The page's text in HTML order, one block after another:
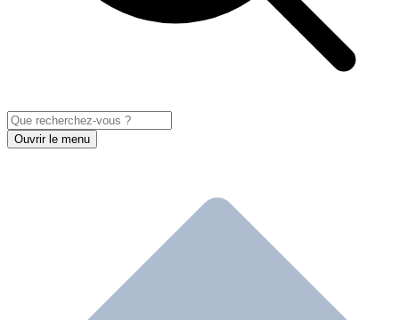
Ouvrir le menu